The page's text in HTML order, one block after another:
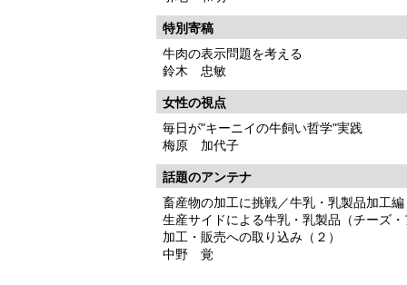
特別寄稿
牛肉の表示問題を考える
鈴木 忠敏
女性の視点
毎日が"キーニイの牛飼い哲学"実践
梅原 加代子
話題のアンテナ
畜産物の加工に挑戦／牛乳・乳製品加工編
生産サイドによる牛乳・乳製品（チーズ・
加工・販売への取り込み（２）
中野 覚